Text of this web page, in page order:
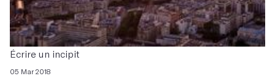
Écrire un incipit
05 Mar 2018